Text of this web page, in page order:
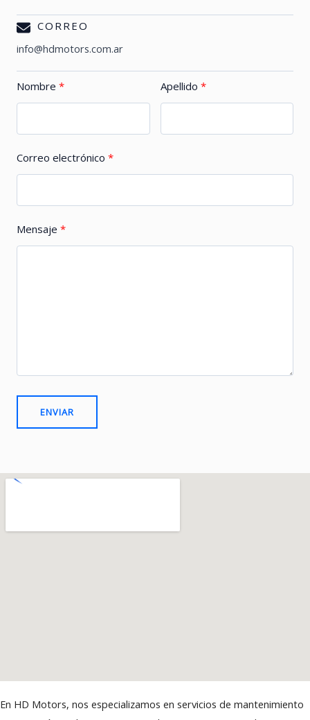
CORREO
info@hdmotors.com.ar
Nombre Apellido
Correo electrónico
Mensaje
ENVIAR
En HD Motors, nos especializamos en servicios de mantenimiento